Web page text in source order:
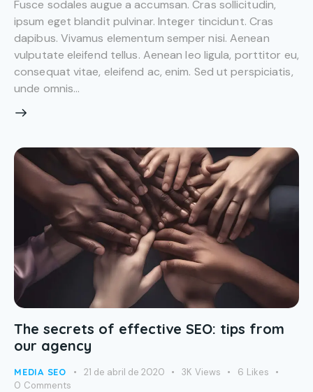
Fusce sodales augue a accumsan. Cras sollicitudin,
ipsum eget blandit pulvinar. Integer tincidunt. Cras
dapibus. Vivamus elementum semper nisi. Aenean
vulputate eleifend tellus. Aenean leo ligula, porttitor eu,
consequat vitae, eleifend ac, enim. Sed ut perspiciatis,
unde omnis…
The secrets of effective SEO: tips from
our agency
MEDIA SEO 21 de abril de 2020 3K Views 6 Likes
0 Comments